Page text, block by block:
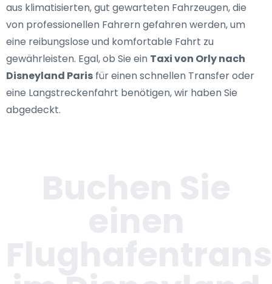
aus klimatisierten, gut gewarteten Fahrzeugen, die
von professionellen Fahrern gefahren werden, um
eine reibungslose und komfortable Fahrt zu
gewährleisten. Egal, ob Sie ein Taxi von Orly nach
Disneyland Paris für einen schnellen Transfer oder
eine Langstreckenfahrt benötigen, wir haben Sie
abgedeckt.